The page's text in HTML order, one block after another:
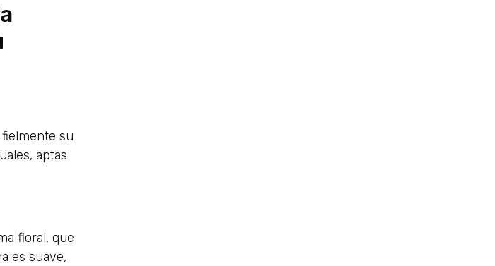
su
aptas
floral, que
es suave,